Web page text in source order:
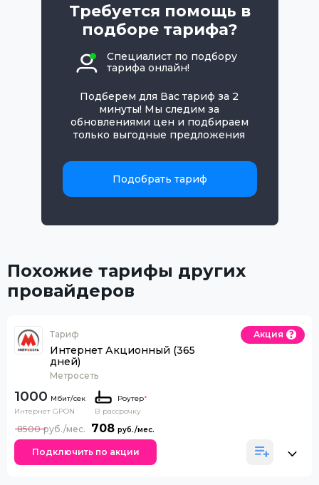
Требуется помощь в
подборе тарифа?
Специалист по подбору
тарифа онлайн!
Подберем для Вас тариф за 2
минуты! Мы следим за
обновлениями цен и подбираем
только выгодные предложения
Подобрать тариф
Похожие тарифы других
провайдеров
Тариф
Интернет Акционный (365
дней)
Метросеть
Акция
1000
Интернет GPON
Роутер*
В рассрочку
708
8500
Подключить по акции